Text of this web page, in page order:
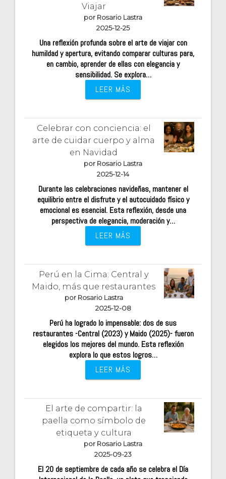
Viajar
por Rosario Lastra
2025-12-25
Una reflexión profunda sobre el arte de viajar con
humildad y apertura, evitando comparar culturas para,
en cambio, aprender de ellas con elegancia y
sensibilidad. Se explora…
LEER MÁS
Celebrar con conciencia: el
arte de cuidar cuerpo y alma
en Navidad
por Rosario Lastra
2025-12-14
Durante las celebraciones navideñas, mantener el
equilibrio entre el disfrute y el autocuidado físico y
emocional es esencial. Esta reflexión, desde una
perspectiva de elegancia, moderación y…
LEER MÁS
Perú en la Cima: Central y
Maido, más que restaurantes
por Rosario Lastra
2025-12-08
Perú ha logrado lo impensable: dos de sus
restaurantes -Central (2023) y Maido (2025)- fueron
elegidos los mejores del mundo. Esta reflexión
explora lo que estos logros…
LEER MÁS
El arte de compartir: la
paella como símbolo de
etiqueta y cultura
por Rosario Lastra
2025-09-23
El 20 de septiembre de cada año se celebra el Día